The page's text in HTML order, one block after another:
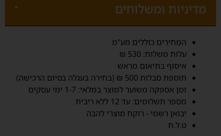
מדיניות ומשלוחים
‫המחירים כוללים מע"מ‬
‫עלות משלוח‬: 530 ₪
איסוף בתיאום מראש
תוספת סבלות 500 ₪ (בחירה בעגלה בסיום הרכישה)
זמן אספקה משוער למוצר במלאי: 1-7 ימי עסקים‬
מספר תשלומים: עד 12 ללא ריבית
יבואן רשמי - רוקח מוצרי להבה
ט.ל.ח